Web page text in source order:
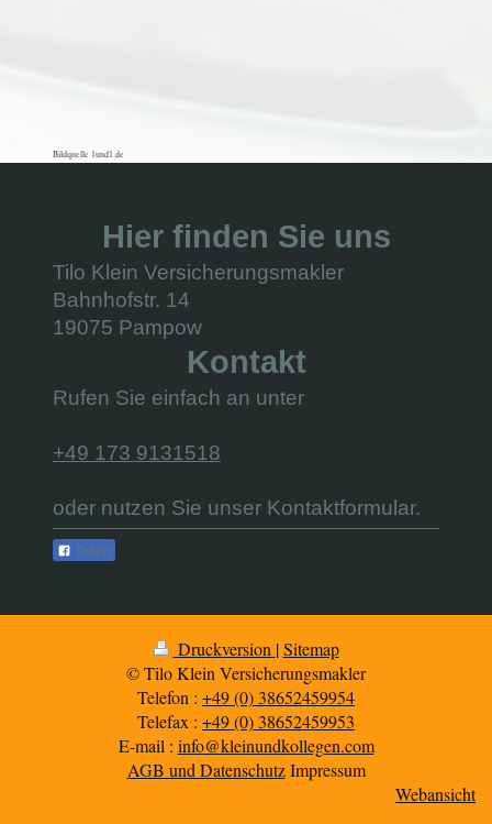
Bildquelle 1und1.de
Hier finden Sie uns
Tilo Klein Versicherungsmakler
Bahnhofstr. 14
19075 Pampow
Kontakt
Rufen Sie einfach an unter
+49 173 9131518
oder nutzen Sie unser Kontaktformular.
Teilen
Druckversion | Sitemap
© Tilo Klein Versicherungsmakler
Telefon : +49 (0) 38652459954
Telefax : +49 (0) 38652459953
E-mail : info@kleinundkollegen.com
AGB und DatenschutzImpressum
Webansicht